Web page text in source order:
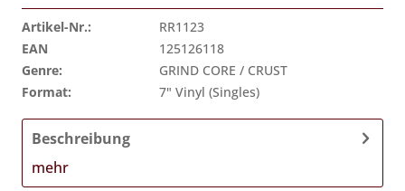
Artikel-Nr.:
RR1123
EAN
125126118
Genre:
GRIND CORE / CRUST
Format:
7" Vinyl (Singles)
Beschreibung
mehr